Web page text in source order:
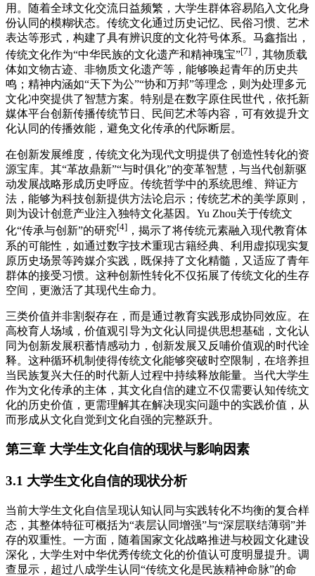
用。随着全球文化交流日益频繁，大学生群体容易陷入文化身
份认同的模糊状态。传统文化通过历史记忆、民俗习惯、艺术
表达等形式，构建了具有辨识度的文化符号体系。马鑫指出，
传统文化作为“中华民族的文化遗产和精神瑰宝”[7] ，其物质载
体如文物古迹、非物质文化遗产等，能够唤起青年的历史共
鸣；精神内涵如“天下为公”“协和万邦”等理念，则为处理多元
文化冲突提供了智慧方案。特别是在数字原住民世代，依托新
媒体平台创新传播传统节日、民间艺术等内容，可有效提升文
化认同的传播效能，避免文化传承的代际断层。
在创新发展维度，传统文化为现代文明提供了创造性转化的资
源宝库。其“革故鼎新”“与时俱化”的变革智慧，与当代创新驱
动发展战略形成历史呼应。传统哲学中的系统思维、辩证方
法，能够为科技创新提供方法论启示；传统艺术的美学原则，
则为设计创意产业注入独特文化基因。Yu Zhou关于传统文
化“传承与创新”的研究[4] ，揭示了将传统元素融入现代教育体
系的可能性，如通过数字技术重现古籍经典、利用虚拟现实复
原历史场景等跨媒介实践，既保持了文化精髓，又适应了青年
群体的接受习惯。这种创新性转化不仅拓展了传统文化的生存
空间，更激活了其现代生命力。
三类价值并非割裂存在，而是通过教育实践形成协同效应。在
高校育人场域，价值观引导为文化认同提供思想基础，文化认
同为创新发展积蓄情感动力，创新发展又反哺价值观的时代诠
释。这种循环机制使得传统文化能够突破时空限制，在培养担
当民族复兴大任的时代新人过程中持续释放能量。当代大学生
作为文化传承的主体，其文化自信的建立不仅需要认知传统文
化的历史价值，更需理解其在解决现实问题中的实践价值，从
而形成从文化自觉到文化自强的完整跃升。
第三章 大学生文化自信的现状与影响因素
3.1 大学生文化自信的现状分析
当前大学生文化自信呈现认知认同与实践转化不均衡的复合样
态，其整体特征可概括为“表层认同增强”与“深层联结薄弱”并
存的双重性。一方面，随着国家文化战略推进与校园文化建设
深化，大学生对中华优秀传统文化的价值认可度明显提升。调
查显示，超过八成学生认同“传统文化是民族精神命脉”的命